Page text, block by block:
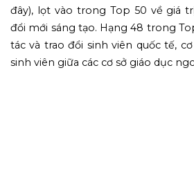
đây), lọt vào trong Top 50 về giá
đổi mới sáng tạo. Hạng 48 trong
tác và trao đổi sinh viên quốc tế,
sinh viên giữa các cơ sở giáo dục